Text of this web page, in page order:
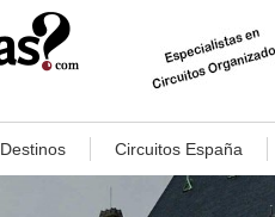
Destinos Circuitos España